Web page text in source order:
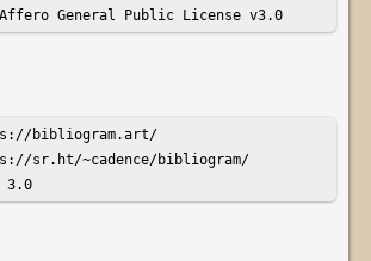
General Public License v3.0
bibliogram.art/
sr.ht/~cadence/bibliogram/
3.0